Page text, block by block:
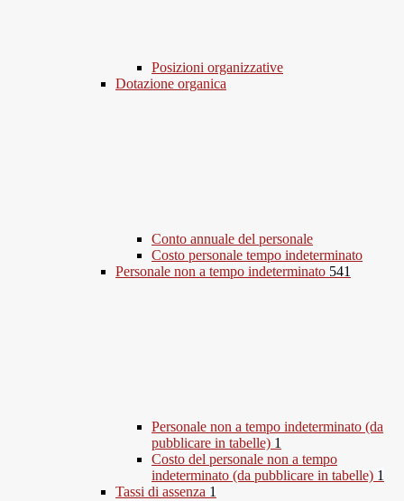
Posizioni organizzative
Dotazione organica
Conto annuale del personale
Costo personale tempo indeterminato
Personale non a tempo indeterminato 541
Personale non a tempo indeterminato (da
pubblicare in tabelle) 1
Costo del personale non a tempo
indeterminato (da pubblicare in tabelle) 1
Tassi di assenza 1